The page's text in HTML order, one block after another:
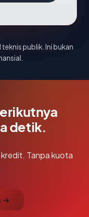
publik. Ini bukan
detik.
Tanpa kuota
→